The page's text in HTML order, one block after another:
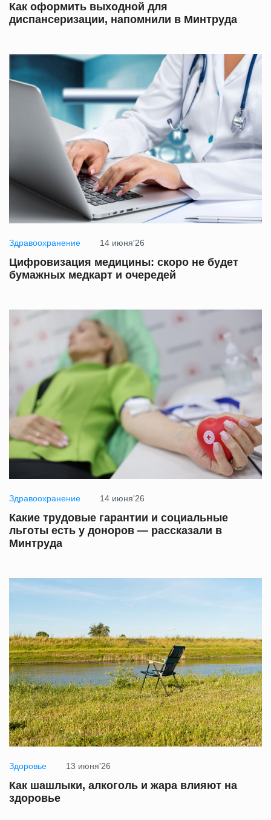
Как оформить выходной для
диспансеризации, напомнили в Минтруда
Здравоохранение 14 июня'26
Цифровизация медицины: скоро не будет
бумажных медкарт и очередей
Здравоохранение 14 июня'26
Какие трудовые гарантии и социальные
льготы есть у доноров — рассказали в
Минтруда
Здоровье 13 июня'26
Как шашлыки, алкоголь и жара влияют на
здоровье